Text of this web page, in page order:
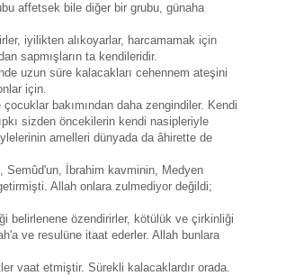
affetsek bile diğer bir grubu, günaha
iyilikten alıkoyarlar, harcamamak için
sapmışların ta kendileridir.
uzun süre kalacakları cehennem ateşini
için.
bakımından daha zengindiler. Kendi
sizden öncekilerin kendi nasipleriyle
amelleri dünyada da âhirette de
Semûd'un, İbrahim kavminin, Medyen
Allah onlara zulmediyor değildi;
belirlenene özendirirler, kötülük ve çirkinliği
ve resulüne itaat ederler. Allah bunlara
vaat etmiştir. Sürekli kalacaklardır orada.